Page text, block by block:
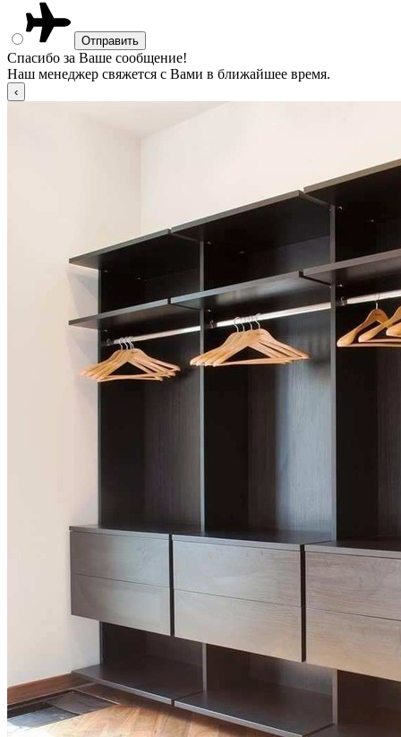
Спасибо за Ваше сообщение!
Наш менеджер свяжется с Вами в ближайшее время.